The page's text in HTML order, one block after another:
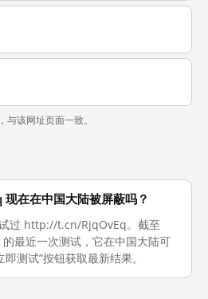
该网址页面一致。
在在中国大陆被屏蔽吗？
过 http://t.cn/RjqOvEq。截至
最近一次测试，它在中国大陆可
测试”按钮获取最新结果。